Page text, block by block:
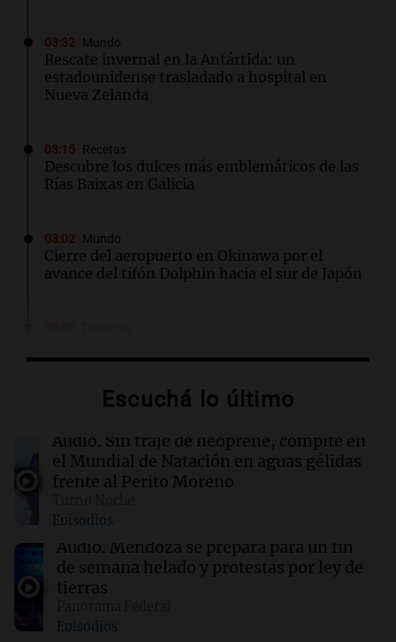
03:32 Mundo
Rescate invernal en la Antártida: un
estadounidense trasladado a hospital en
Nueva Zelanda
03:15 Recetas
Descubre los dulces más emblemáticos de las
Rías Baixas en Galicia
03:02 Mundo
Cierre del aeropuerto en Okinawa por el
avance del tifón Dolphin hacia el sur de Japón
casa en Madrid con la China Suárez
El Rayo Vallecano busca fichar a Icardi y la
China Suárez se muda a Madrid
Descuentos de hasta $400 en entradas para
TechCrunch Disrupt 2026 hasta mañana
02:03 Tecnología
guiño a la fusión entre tecnología y moda
Escuchá lo último
Audio. Sin traje de neoprene, compite en
el Mundial de Natación en aguas gélidas
frente al Perito Moreno
Episodios
Audio. Mendoza se prepara para un fin
de semana helado y protestas por ley de
tierras
Episodios